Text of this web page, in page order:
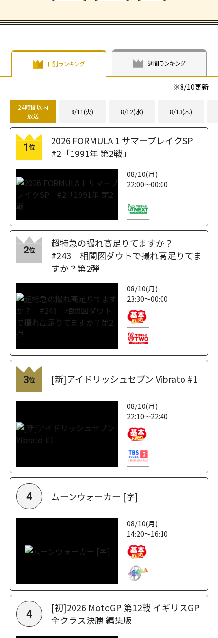
日別ランキング 週間ランキング
※8/10更新
24時間以内
放送
8/11(火) 8/12(水) 8/13(木)
1位
2026 FORMULA 1 サマーブレイクSP
#2「1991年 第2戦」
08/10(月)
22:00～00:00
2位
超特急の撮れ高足りてますか？
#243 相関図ダウトで撮れ高足りてま
すか？第2弾
08/10(月)
23:30～00:00
3位 [新]アイドリッシュセブン Vibrato #1
08/10(月)
22:10～22:40
4 ムーンウォーカー [字]
08/10(月)
14:20～16:10
4
[初]2026 MotoGP 第12戦 イギリスGP
全クラス決勝 編集版